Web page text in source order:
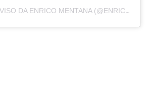
UN POST CONDIVISO DA ENRICO MENTANA (@ENRICOMENTANA)